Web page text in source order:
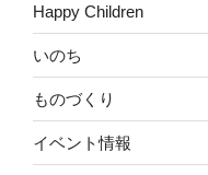
Happy Children
いのち
ものづくり
イベント情報